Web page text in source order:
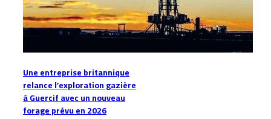
Une entreprise britannique
relance l’exploration gazière
à Guercif avec un nouveau
forage prévu en 2026